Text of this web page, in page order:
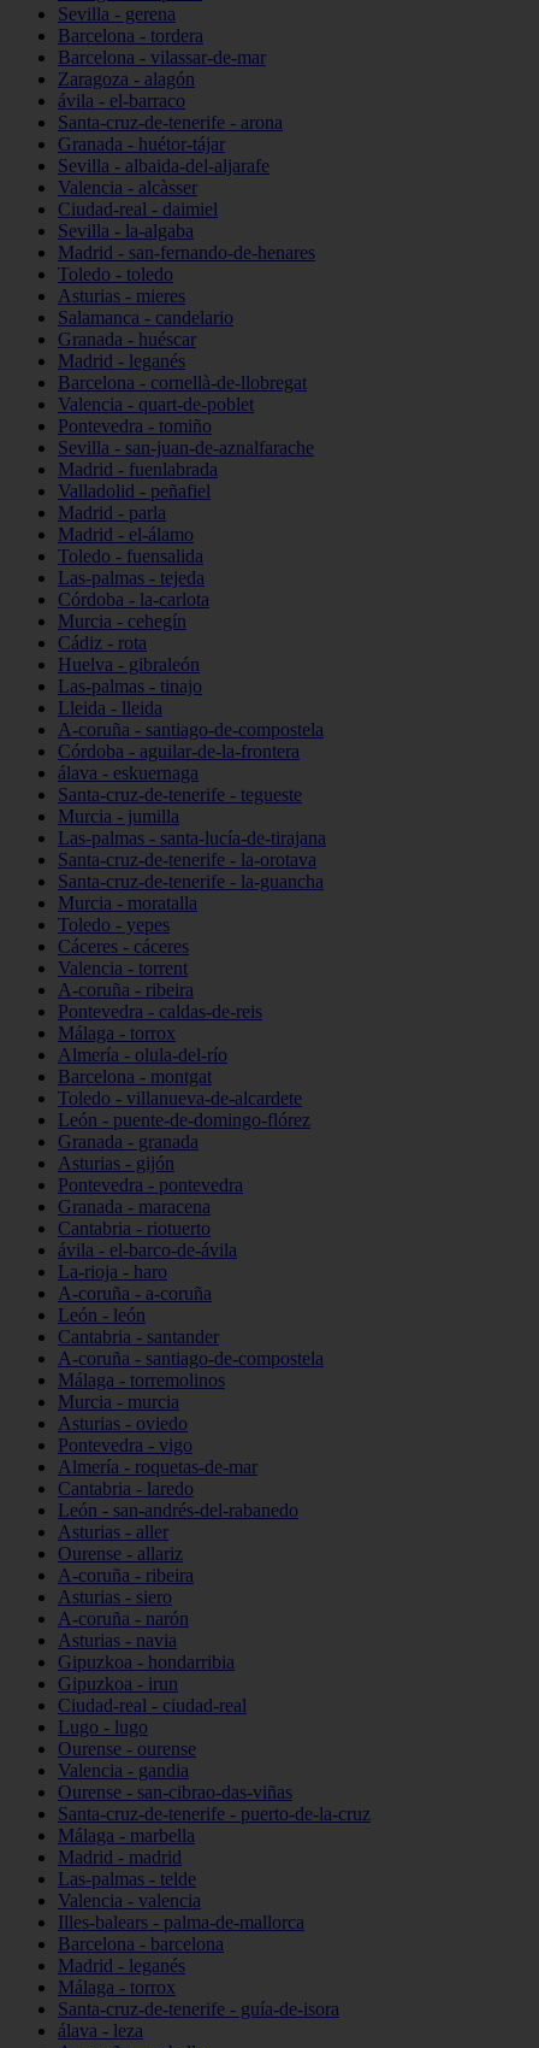
Sevilla - gerena
Barcelona - tordera
Barcelona - vilassar-de-mar
Zaragoza - alagón
ávila - el-barraco
Santa-cruz-de-tenerife - arona
Granada - huétor-tájar
Sevilla - albaida-del-aljarafe
Valencia - alcàsser
Ciudad-real - daimiel
Sevilla - la-algaba
Madrid - san-fernando-de-henares
Toledo - toledo
Asturias - mieres
Salamanca - candelario
Granada - huéscar
Madrid - leganés
Barcelona - cornellà-de-llobregat
Valencia - quart-de-poblet
Pontevedra - tomiño
Sevilla - san-juan-de-aznalfarache
Madrid - fuenlabrada
Valladolid - peñafiel
Madrid - parla
Madrid - el-álamo
Toledo - fuensalida
Las-palmas - tejeda
Córdoba - la-carlota
Murcia - cehegín
Cádiz - rota
Huelva - gibraleón
Las-palmas - tinajo
Lleida - lleida
A-coruña - santiago-de-compostela
Córdoba - aguilar-de-la-frontera
álava - eskuernaga
Santa-cruz-de-tenerife - tegueste
Murcia - jumilla
Las-palmas - santa-lucía-de-tirajana
Santa-cruz-de-tenerife - la-orotava
Santa-cruz-de-tenerife - la-guancha
Murcia - moratalla
Toledo - yepes
Cáceres - cáceres
Valencia - torrent
A-coruña - ribeira
Pontevedra - caldas-de-reis
Málaga - torrox
Almería - olula-del-río
Barcelona - montgat
Toledo - villanueva-de-alcardete
León - puente-de-domingo-flórez
Granada - granada
Asturias - gijón
Pontevedra - pontevedra
Granada - maracena
Cantabria - riotuerto
ávila - el-barco-de-ávila
La-rioja - haro
A-coruña - a-coruña
León - león
Cantabria - santander
A-coruña - santiago-de-compostela
Málaga - torremolinos
Murcia - murcia
Asturias - oviedo
Pontevedra - vigo
Almería - roquetas-de-mar
Cantabria - laredo
León - san-andrés-del-rabanedo
Asturias - aller
Ourense - allariz
A-coruña - ribeira
Asturias - siero
A-coruña - narón
Asturias - navia
Gipuzkoa - hondarribia
Gipuzkoa - irun
Ciudad-real - ciudad-real
Lugo - lugo
Ourense - ourense
Valencia - gandia
Ourense - san-cibrao-das-viñas
Santa-cruz-de-tenerife - puerto-de-la-cruz
Málaga - marbella
Madrid - madrid
Las-palmas - telde
Valencia - valencia
Illes-balears - palma-de-mallorca
Barcelona - barcelona
Madrid - leganés
Málaga - torrox
Santa-cruz-de-tenerife - guía-de-isora
álava - leza